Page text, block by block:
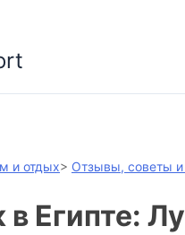
и отдых> Отзывы, советы и
в Египте: